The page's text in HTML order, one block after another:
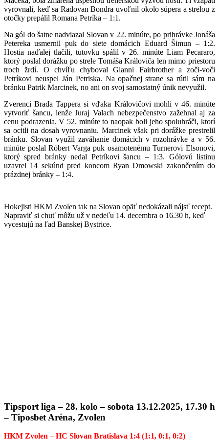
vyrovnali, keď sa Radovan Bondra uvoľnil okolo súpera a strelou z
otočky prepálil Romana Petríka – 1:1.
Na gól do šatne nadviazal Slovan v 22. minúte, po prihrávke Jonáša
Petereka usmernil puk do siete domácich Eduard Šimun – 1:2.
Hostia naďalej tlačili, tutovku spálil v 26. minúte Liam Pecararo,
ktorý poslal dorážku po strele Tomáša Královiča len mimo priestoru
troch žrdí. O chvíľu chyboval Gianni Fairbrother a zoči-voči
Petríkovi neuspel Ján Petriska. Na opačnej strane sa rútil sám na
bránku Patrik Marcinek, no ani on svoj samostatný únik nevyužil.
Zverenci Brada Tappera si vďaka Královičovi mohli v 46. minúte
vytvoriť šancu, lenže Juraj Valach nebezpečenstvo zažehnal aj za
cenu podrazenia. V 52. minúte to naopak boli jeho spoluhráči, ktorí
sa ocitli na dosah vyrovnaniu. Marcinek však pri dorážke prestrelil
bránku. Slovan využil zaváhanie domácich v rozohrávke a v 56.
minúte poslal Róbert Varga puk osamotenému Turnerovi Elsonovi,
ktorý spred bránky nedal Petríkovi šancu – 1:3. Gólovú listinu
uzavrel 14 sekúnd pred koncom Ryan Dmowski zakončením do
prázdnej bránky – 1:4.
Hokejisti HKM Zvolen tak na Slovan opäť nedokázali nájsť recept.
Napraviť si chuť môžu už v nedeľu 14. decembra o 16.30 h, keď
vycestujú na ľad Banskej Bystrice.
Tipsport liga – 28. kolo – sobota 13.12.2025, 17.30 h
– Tiposbet Aréna, Zvolen
HKM Zvolen – HC Slovan Bratislava 1:4 (1:1, 0:1, 0:2)